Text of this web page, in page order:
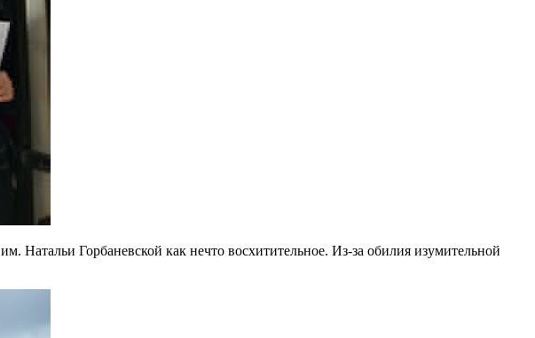
им. Натальи Горбаневской как нечто восхитительное. Из-за обилия изумительной